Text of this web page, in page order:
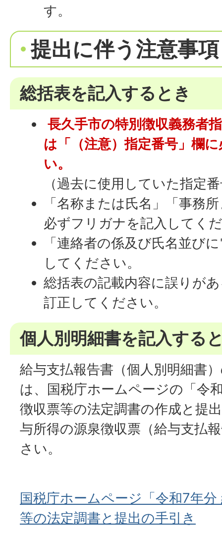
す。
提出に伴う注意事項
総括表を記入するとき
長久手市の特別徴収義務者
は「（注意）指定番号」欄
い。
（過去に使用していた指定
「名称または氏名」「事務
必ずフリガナを記入してく
「連絡者の係及び氏名並び
してください。
総括表の記載内容に誤りが
訂正してください。
個人別明細書を記入する
給与支払報告書（個人別明細書
は、国税庁ホームページの「令
徴収票等の法定調書の作成と提
与所得の源泉徴収票（給与支払
さい。
国税庁ホームページ「令和7年
等の法定調書と提出の手引き